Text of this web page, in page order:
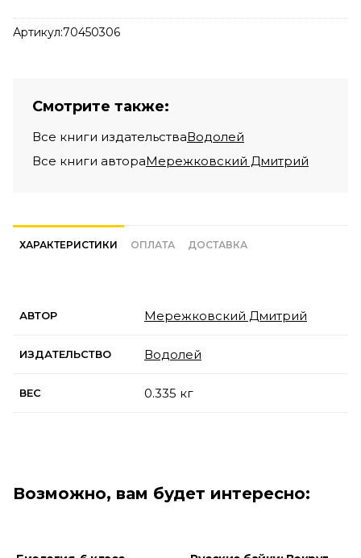
Артикул:70450306
Смотрите также:
Все книги издательстваВодолей
Все книги автораМережковский Дмитрий
ХАРАКТЕРИСТИКИ ОПЛАТА ДОСТАВКА
АВТОР Мережковский Дмитрий
ИЗДАТЕЛЬСТВО Водолей
ВЕС 0.335 кг
Возможно, вам будет интересно: